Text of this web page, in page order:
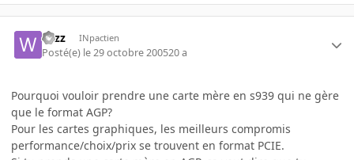
wizz INpactien
Posté(e) le 29 octobre 200520 a
Pourquoi vouloir prendre une carte mère en s939 qui ne gère
que le format AGP?
Pour les cartes graphiques, les meilleurs compromis
performance/choix/prix se trouvent en format PCIE.